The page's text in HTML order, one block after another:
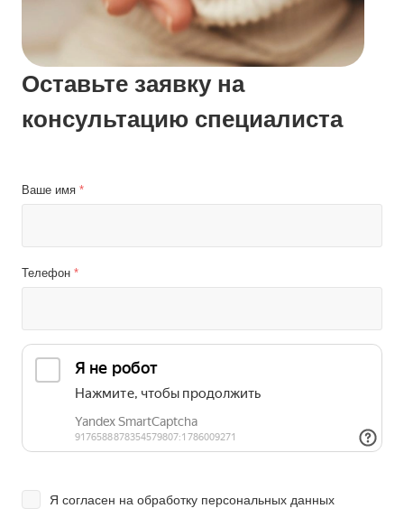
Оставьте заявку на
консультацию специалиста
Ваше имя *
Телефон *
Я согласен на обработку персональных данных